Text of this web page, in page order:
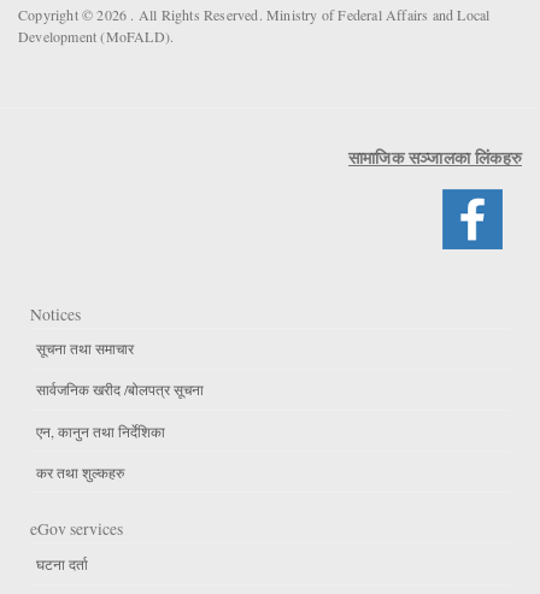
Copyright © 2026 . All Rights Reserved. Ministry of Federal Affairs and Local
Development (MoFALD).
सामाजिक सञ्जालका लिंकहरु
Notices
सूचना तथा समाचार
सार्वजनिक खरीद /बोलपत्र सूचना
एन, कानुन तथा निर्देशिका
कर तथा शुल्कहरु
eGov services
घटना दर्ता